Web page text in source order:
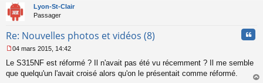
Lyon-St-Clair
Passager
Re: Nouvelles photos et vidéos (8)
e
s
04 mars 2015, 14:42
Le S315NF est réformé ? Il n'avait pas été vu récemment ? Il me semble
que quelqu'un l'avait croisé alors qu'on le présentait comme réformé.